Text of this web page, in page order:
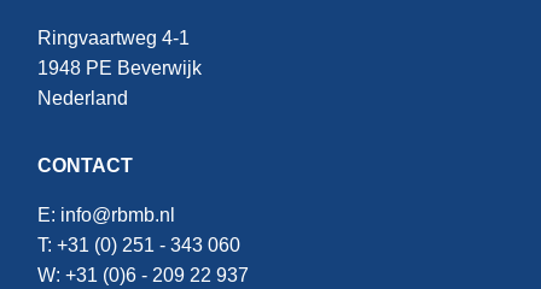
Ringvaartweg 4-1
1948 PE Beverwijk
Nederland
CONTACT
E: info@rbmb.nl
T: +31 (0) 251 - 343 060
W: +31 (0)6 - 209 22 937